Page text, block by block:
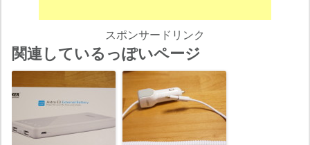
スポンサードリンク
関連しているっぽいページ